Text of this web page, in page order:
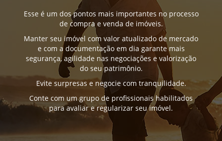
Esse é um dos pontos mais importantes no processo
de compra e venda de imóveis.
Manter seu imóvel com valor atualizado de mercado
e com a documentação em dia garante mais
segurança, agilidade nas negociações e valorização
do seu patrimônio.
Evite surpresas e negocie com tranquilidade.
Conte com um grupo de profissionais habilitados
para avaliar e regularizar seu imóvel.